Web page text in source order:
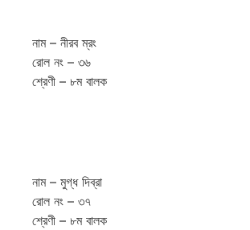
নাম – নীরব ম্রং
রোল নং – ৩৬
শ্রেণী – ৮ম বালক
নাম – মুগ্ধ দিব্রা
রোল নং – ৩৭
শ্রেণী – ৮ম বালক